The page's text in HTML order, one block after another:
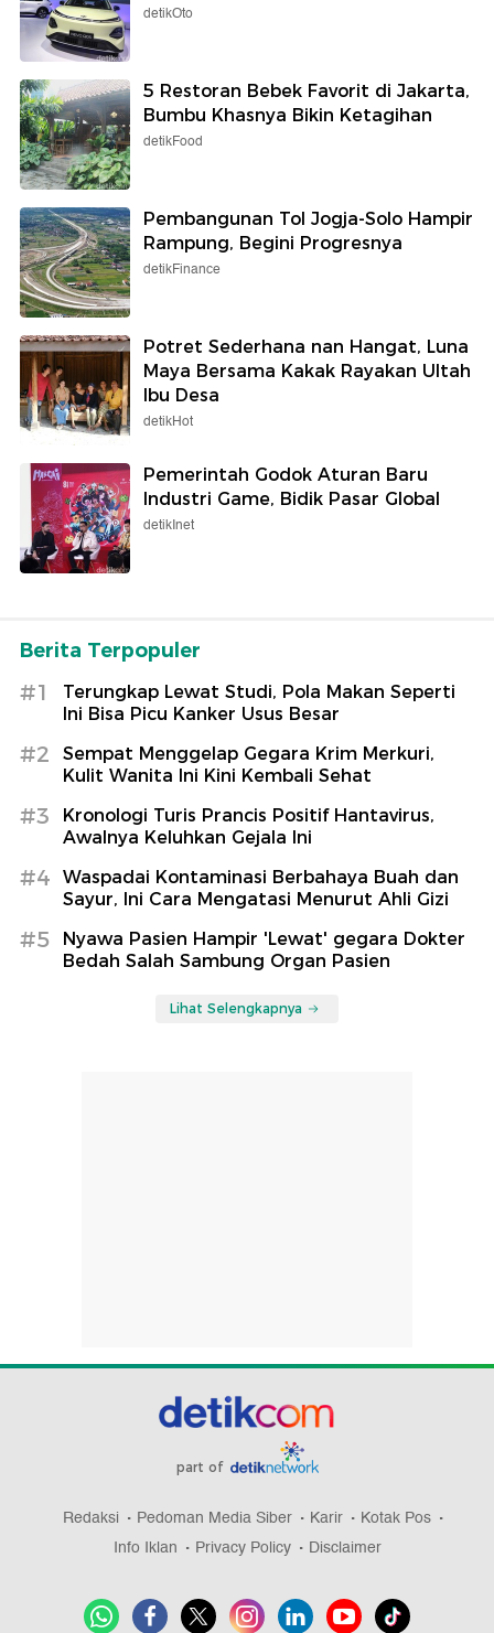
detikOto
5 Restoran Bebek Favorit di Jakarta,
Bumbu Khasnya Bikin Ketagihan
detikFood
Pembangunan Tol Jogja-Solo Hampir
Rampung, Begini Progresnya
detikFinance
Potret Sederhana nan Hangat, Luna
Maya Bersama Kakak Rayakan Ultah
Ibu Desa
detikHot
Pemerintah Godok Aturan Baru
Industri Game, Bidik Pasar Global
detikInet
Berita Terpopuler
#1
Terungkap Lewat Studi, Pola Makan Seperti
Ini Bisa Picu Kanker Usus Besar
#2
Sempat Menggelap Gegara Krim Merkuri,
Kulit Wanita Ini Kini Kembali Sehat
#3
Kronologi Turis Prancis Positif Hantavirus,
Awalnya Keluhkan Gejala Ini
#4
Waspadai Kontaminasi Berbahaya Buah dan
Sayur, Ini Cara Mengatasi Menurut Ahli Gizi
#5
Nyawa Pasien Hampir 'Lewat' gegara Dokter
Bedah Salah Sambung Organ Pasien
Lihat Selengkapnya
part of
Redaksi Pedoman Media Siber Karir
Kotak Pos
Info Iklan
Privacy Policy Disclaimer